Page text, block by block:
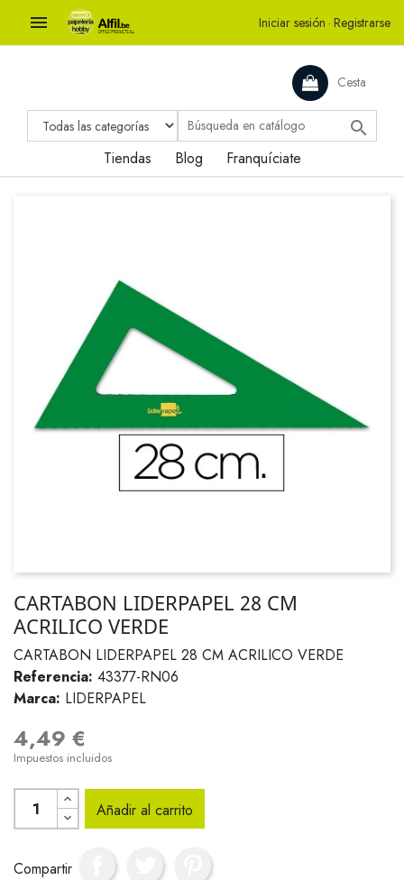
 Iniciar sesión · Registrarse
Cesta

Tiendas Blog Franquíciate
CARTABON LIDERPAPEL 28 CM
ACRILICO VERDE
CARTABON LIDERPAPEL 28 CM ACRILICO VERDE
Referencia: 43377-RN06
Marca: LIDERPAPEL
4,49 €
Impuestos incluidos
Añadir al carrito
Compartir